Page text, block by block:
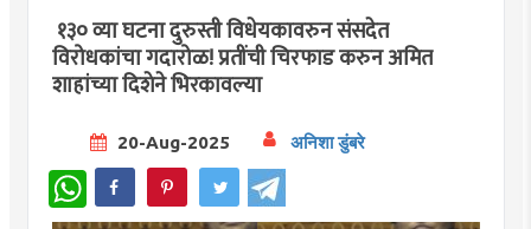
१३० व्या घटना दुरुस्ती विधेयकावरुन संसदेत
विरोधकांचा गदारोळ! प्रतींची चिरफाड करुन अमित
शाहांच्या दिशेने भिरकावल्या
20-Aug-2025 अनिशा डुंबरे
WhatsApp